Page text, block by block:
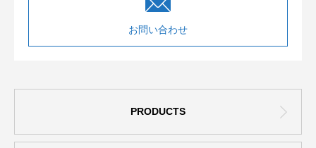
お問い合わせ
PRODUCTS